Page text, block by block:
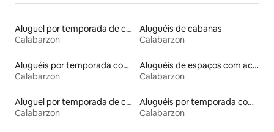
Aluguel por temporada de casas de veraneio
Calabarzon
Aluguéis de cabanas
Calabarzon
Aluguéis por temporada com suítes privativas
Calabarzon
Aluguéis de espaços com acesso direto a pistas de esqui
Calabarzon
Aluguel por temporada de casas na terra
Calabarzon
Aluguéis por temporada com acesso à praia
Calabarzon